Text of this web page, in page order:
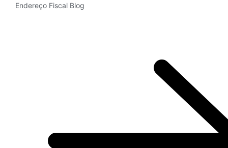
Endereço Fiscal Blog